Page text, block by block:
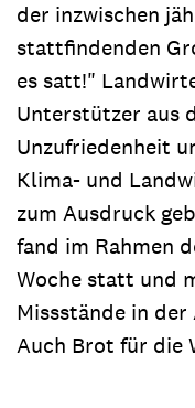
der inzwischen
stattfindenden
es satt!"
Unterstützer aus
Unzufriedenheit
Klima- und
zum Ausdruck
fand im Rahmen
Woche statt und
Missstände in
Auch Brot für die